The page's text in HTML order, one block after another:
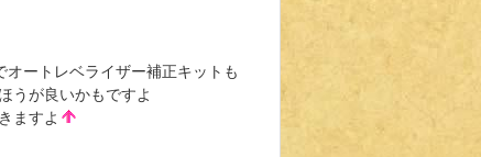
ートレベライザー補正キットも
うが良いかもですよ
ますよ